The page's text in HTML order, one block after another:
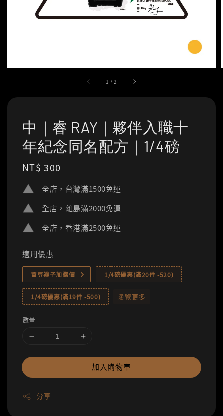
1 /2
中｜睿 RAY｜夥伴入職十
年紀念同名配方｜1/4磅
Regular
NT$ 300
全店，台灣滿1500免運
全店，離島滿2000免運
全店，香港滿2500免運
適用優惠
買豆襪子加購價 1/4磅優惠(滿20件 -520)
1/4磅優惠(滿19件 -500) 瀏覽更多
數量
加入購物車
分享